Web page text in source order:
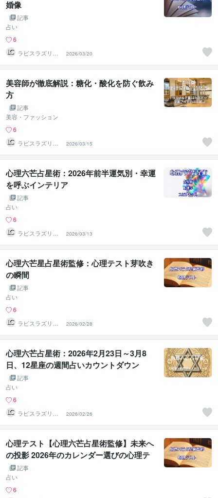
婚像
記事
占い
6
ラピスラズリク
リエイト
2026/03/20
美容師が徹底解説：糖化・酸化を防ぐ飲み
方
記事
美容・ファッション
6
ラピスラズリク
リエイト
2026/03/15
心理六芒占星術：2026年前半運気別・幸運
を呼ぶインテリア
記事
占い
6
ラピスラズリク
リエイト
2026/03/13
心理六芒星占星術監修：心理テスト芽吹き
の瞬間
記事
占い
6
ラピスラズリク
リエイト
2026/02/28
心理六芒占星術：2026年2月23日～3月8
日、12星座の週間占いカウントダウン
記事
占い
6
ラピスラズリク
リエイト
2026/02/26
心理テスト【心理六芒占星術監修】未来へ
の投影 2026年のカレンダー選びの心理テ
スト記事
占い
6